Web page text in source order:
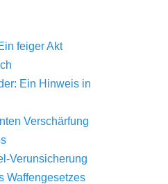
feiger Akt
Ein Hinweis in
Verschärfung
Verunsicherung
Waffengesetzes